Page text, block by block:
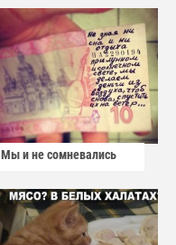
Мы и не сомневались